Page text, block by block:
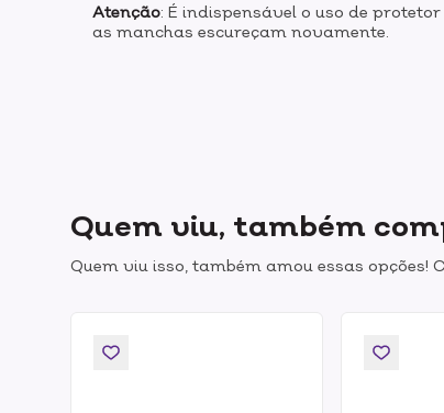
Atenção: É indispensável o uso de
as manchas escureçam novamente.
Quem viu, também
Quem viu isso, também amou essas opções!